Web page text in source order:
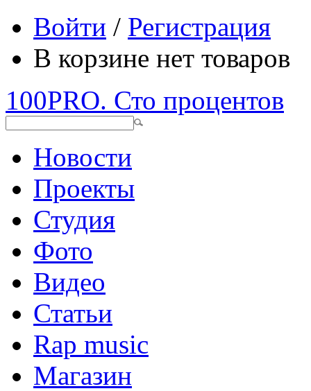
Войти / Регистрация
В корзине нет товаров
100PRO. Сто процентов
Новости
Проекты
Студия
Фото
Видео
Статьи
Rap music
Магазин